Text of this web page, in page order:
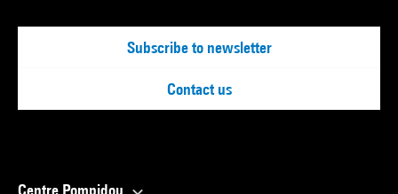
Subscribe to newsletter
Contact us